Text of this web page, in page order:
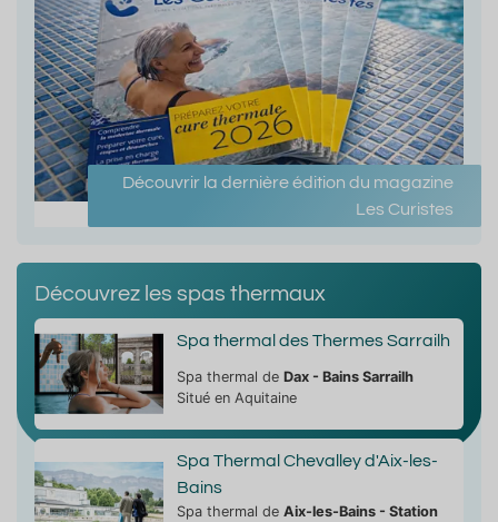
Découvrir la dernière édition du magazine
Les Curistes
Découvrez les spas thermaux
Spa thermal des Thermes Sarrailh
Spa thermal de Dax - Bains Sarrailh
Situé en Aquitaine
Spa Thermal Chevalley d'Aix-les-
Bains
Spa thermal de Aix-les-Bains - Station